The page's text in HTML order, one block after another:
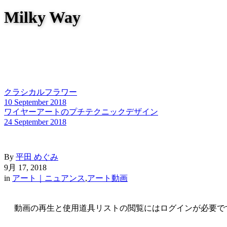
Milky Way
クラシカルフラワー
10 September 2018
ワイヤーアートのプチテクニックデザイン
24 September 2018
By 平田 めぐみ
9月 17, 2018
in アート｜ニュアンス,アート動画
動画の再生と使用道具リストの閲覧にはログインが必要で